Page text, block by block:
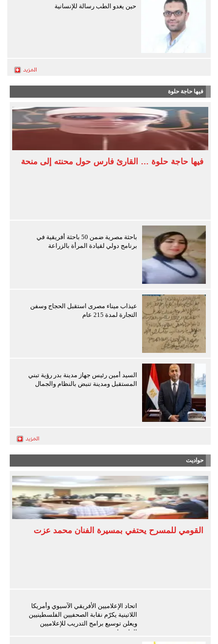
حين يغدو الطب رسالة للإنسانية
فيها حاجة حلوة
فيها حاجة حلوة … القارئ فارس حول محنته إلى منحة
باحثة مصرية ضمن 50 باحثة أفريقية في
برنامج دولي لقيادة المرأة بالزراعة
عيذاب ميناء مصرى استقبل الحجاج وسفن
التجارة لمدة 215 عام
السيد أمين رئيس جهاز مدينة بدر رؤية تبني
المستقبل ومدينة تنبض بالنظام والجمال
حواديت
القومي للمسرح يحتفي بمسيرة الفنان محمد عزت
اتحاد الإعلاميين الأفريقي الآسيوي وأمريكا
اللاتينية يكرّم نقابة الصحفيين الفلسطينيين
ويعلن توسيع برامج التدريب للإعلاميين
الفلسطينيين